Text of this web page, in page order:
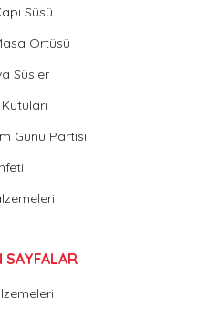
Süsü
Örtüsü
Süsler
Günü Partisi
SAYFALAR